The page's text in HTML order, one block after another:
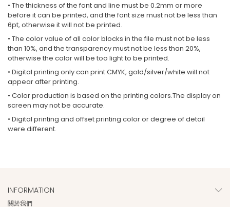
• The thickness of the font and line must be 0.2mm or more
before it can be printed, and the font size must not be less than
6pt, otherwise it will not be printed.
• The color value of all color blocks in the file must not be less
than 10%, and the transparency must not be less than 20%,
otherwise the color will be too light to be printed.
• Digital printing only can print CMYK, gold/silver/white will not
appear after printing.
• Color production is based on the printing colors.The display on
screen may not be accurate.
• Digital printing and offset printing color or degree of detail
were different.
INFORMATION
關於我們